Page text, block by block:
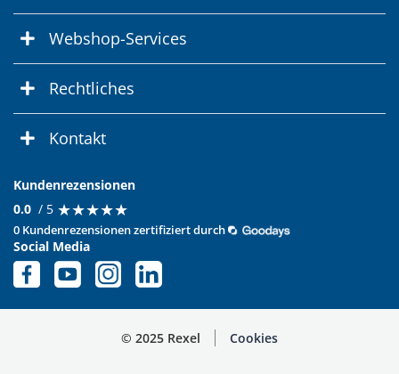
Webshop-Services
Rechtliches
Kontakt
Kundenrezensionen
0.0 / 5 ★★★★★
★★★★★
0 Kundenrezensionen zertifiziert durch
Social Media
© 2025 Rexel Cookies